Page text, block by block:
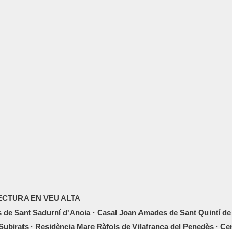
EN VEU ALTA
de Sant Sadurní d'Anoia · Casal Joan Amades de Sant Quintí
· Residència Mare Ràfols de Vilafranca del Penedès ·